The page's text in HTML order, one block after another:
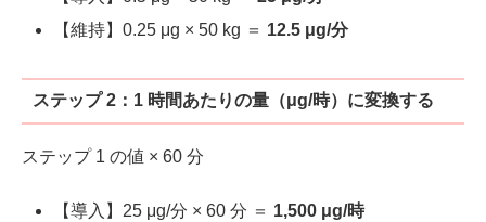
【維持】0.25 μg × 50 kg ＝ 12.5 μg/分
ステップ 2：1 時間あたりの量（μg/時）に変換する
ステップ 1 の値 × 60 分
【導入】25 μg/分 × 60 分 ＝ 1,500 μg/時